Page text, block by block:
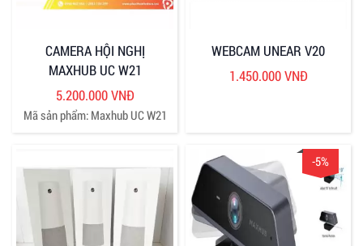
CAMERA HỘI NGHỊ
MAXHUB UC W21
5.200.000 VNĐ
Mã sản phẩm: Maxhub UC W21
WEBCAM UNEAR V20
1.450.000 VNĐ
-5%